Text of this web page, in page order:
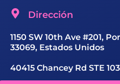
Dirección
1150 SW 10th Ave #201,
33069, Estados Unidos
40415 Chancey Rd STE